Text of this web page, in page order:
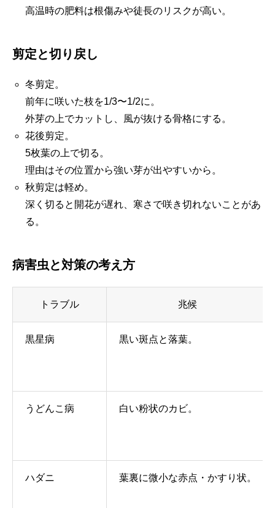
高温時の肥料は根傷みや徒長のリスクが高い。
剪定と切り戻し
冬剪定。
前年に咲いた枝を1/3〜1/2に。
外芽の上でカットし、風が抜ける骨格にする。
花後剪定。
5枚葉の上で切る。
理由はその位置から強い芽が出やすいから。
秋剪定は軽め。
深く切ると開花が遅れ、寒さで咲き切れないことがあ
る。
病害虫と対策の考え方
トラブル 兆候
黒星病 黒い斑点と落葉。
うどんこ病 白い粉状のカビ。
ハダニ 葉裏に微小な赤点・かすり状。